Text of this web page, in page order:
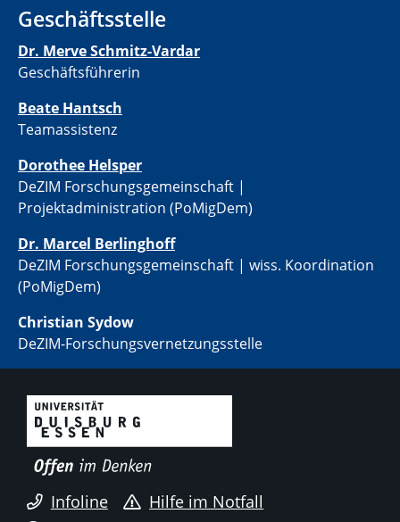
Geschäftsstelle
Dr. Merve Schmitz-Vardar
Geschäftsführerin
Beate Hantsch
Teamassistenz
​​Dorothee Helsper
DeZIM Forschungsgemeinschaft |
Projektadministration (PoMigDem)
Dr. Marcel Berlinghoff
DeZIM Forschungsgemeinschaft | wiss. Koordination
(PoMigDem)
Christian Sydow
​DeZIM-Forschungsvernetzungsstelle
Infoline
Hilfe im Notfall